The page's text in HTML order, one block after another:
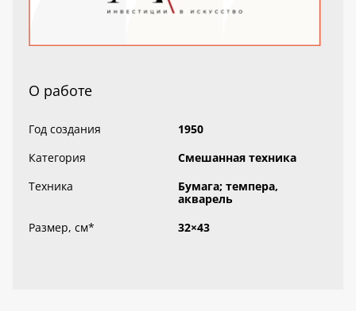
О работе
Год создания
1950
Категория
Смешанная техника
Техника
Бумага; темпера,
акварель
Размер, см* 32×43